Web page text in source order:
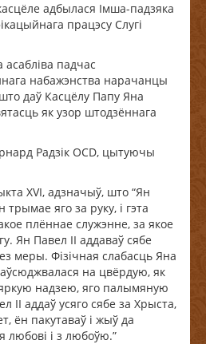
адбылася Імша-падзяка
працэсу Слугі
падчас
набажэнства нарачанцы
даў Касцёлу Папу Яна
як узор штодзённага
Радзік OCD, цытуючы
XVI, адзначыў, што “Ян
трымае яго за руку, і гэта
плённае служэнне, за якое
Ян Павел ІІ аддаваў сябе
меры. Фізічная слабасць Яна
на цвёрдую, як
надзею, яго палымяную
ІІ аддаў усяго сябе за Хрыста,
ён пакутаваў і жыў да
любові і з любоўю.”